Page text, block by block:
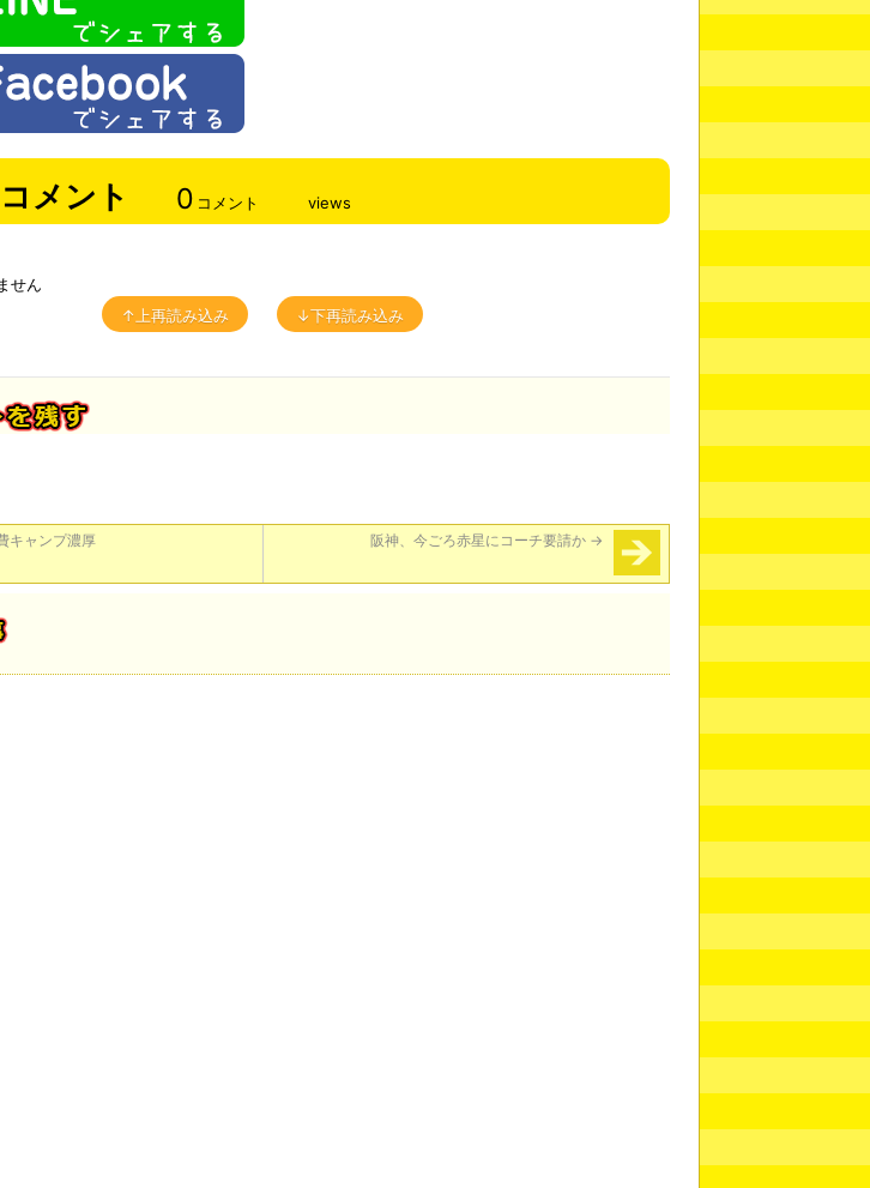
メント 0 コメント views
せん
↑上再読み込み
↓下再読み込み
キャンプ濃厚 阪神、今ごろ赤星にコーチ要請か →